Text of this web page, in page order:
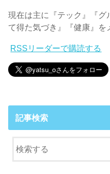
現在は主に『テック』『
て得た気づき』『健康』を
RSSリーダーで購読する
記事検索